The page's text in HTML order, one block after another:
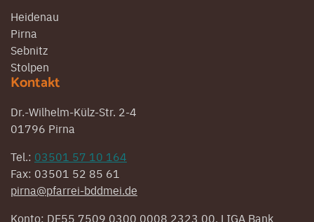
Heidenau
Pirna
Sebnitz
Stolpen
Kontakt
Dr.-Wilhelm-Külz-Str. 2-4
01796 Pirna
Tel.: 03501 57 10 164
Fax: 03501 52 85 61
pirna@pfarrei-bddmei.de
Konto: DE55 7509 0300 0008 2323 00, LIGA Bank